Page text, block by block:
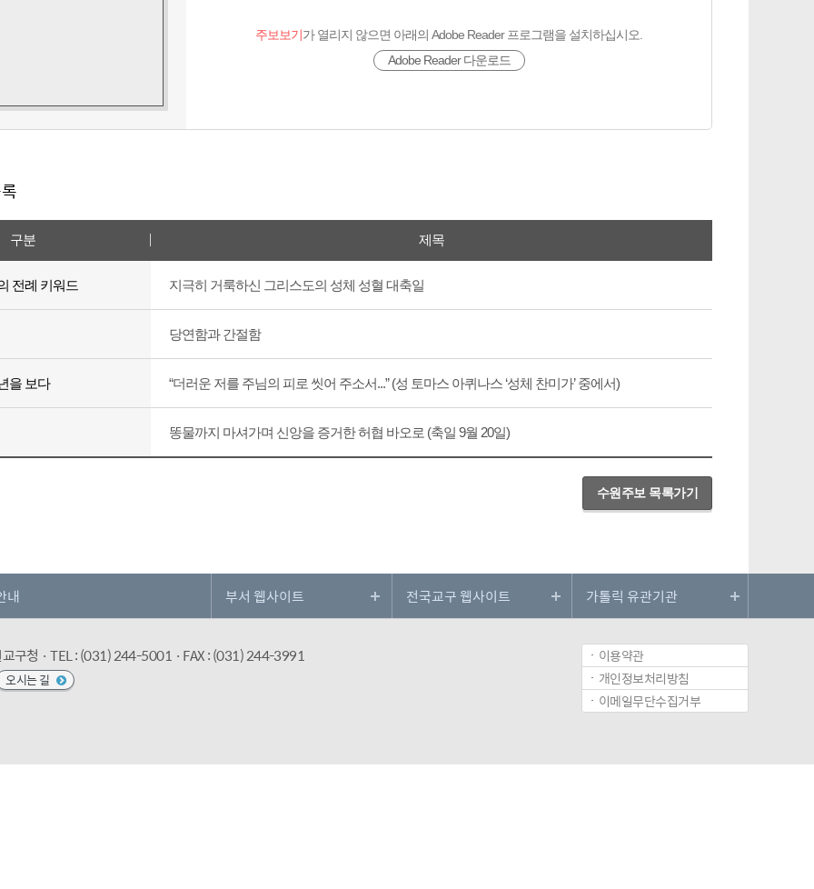
주보보기가 열리지 않으면 아래의 Adobe Reader 프로그램을 설치하십시오.
Adobe Reader 다운로드
구분 제목
전례 키워드 지극히 거룩하신 그리스도의 성체 성혈 대축일
당연함과 간절함
을 보다 “더러운 저를 주님의 피로 씻어 주소서...” (성 토마스 아퀴나스 ‘성체 찬미가’ 중에서)
똥물까지 마셔가며 신앙을 증거한 허협 바오로 (축일 9월 20일)
수원주보 목록가기
내
구청 · TEL : (031) 244-5001 · FAX : (031) 244-3991
오시는 길
이용약관
개인정보처리방침
이메일무단수집거부